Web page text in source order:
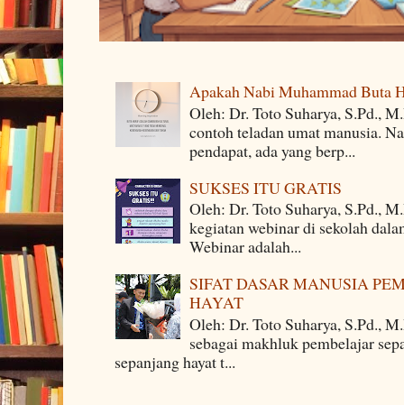
Apakah Nabi Muhammad Buta
Oleh: Dr. Toto Suharya, S.Pd.,
contoh teladan umat manusia.
pendapat, ada yang berp...
SUKSES ITU GRATIS
Oleh: Dr. Toto Suharya, S.Pd.,
kegiatan webinar di sekolah
Webinar adalah...
SIFAT DASAR MANUSIA
HAYAT
Oleh: Dr. Toto Suharya, S.Pd.,
sebagai makhluk pembelajar
sepanjang hayat t...